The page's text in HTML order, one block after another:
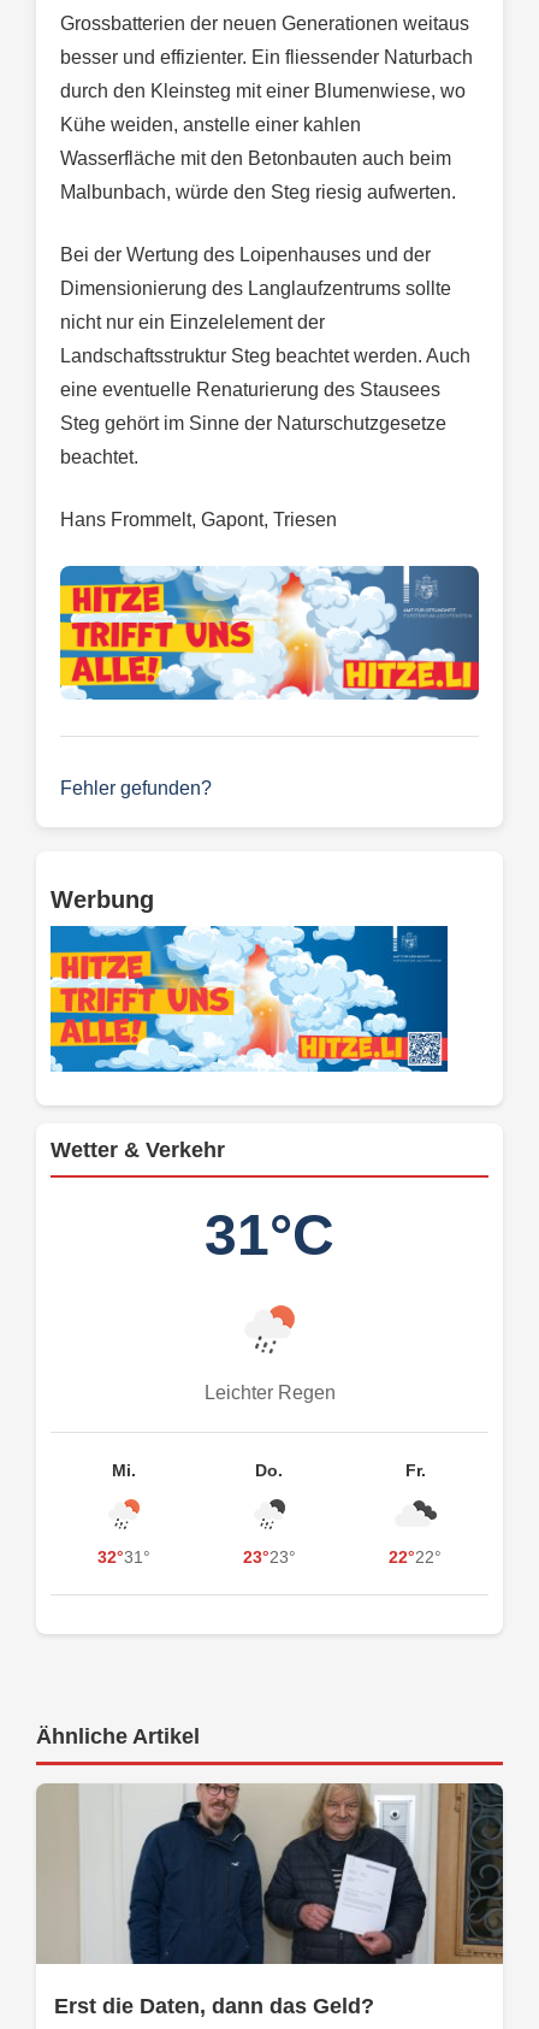
Grossbatterien der neuen Generationen weitaus
besser und effizienter. Ein fliessender Naturbach
durch den Kleinsteg mit einer Blumenwiese, wo
Kühe weiden, anstelle einer kahlen
Wasserfläche mit den Betonbauten auch beim
Malbunbach, würde den Steg riesig aufwerten.
Bei der Wertung des Loipenhauses und der
Dimensionierung des Langlaufzentrums sollte
nicht nur ein Einzelelement der
Landschaftsstruktur Steg beachtet werden. Auch
eine eventuelle Renaturierung des Stausees
Steg gehört im Sinne der Naturschutzgesetze
beachtet.
Hans Frommelt, Gapont, Triesen
Fehler gefunden?
Werbung
Wetter & Verkehr
31°C
Leichter Regen
Mi.
32°31°
Do.
23°23°
Fr.
22°22°
Ähnliche Artikel
Erst die Daten, dann das Geld?